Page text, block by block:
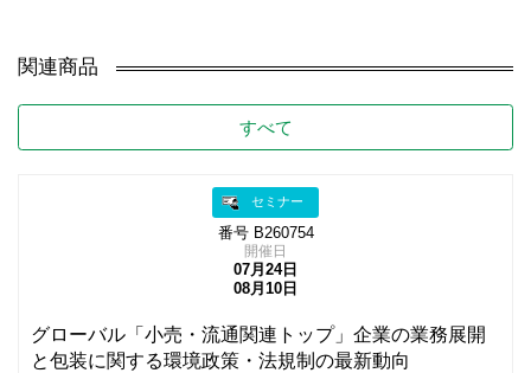
関連商品
すべて
セミナー
番号 B260754
開催日
07月24日
08月10日
グローバル「小売・流通関連トップ」企業の業務展開
と包装に関する環境政策・法規制の最新動向